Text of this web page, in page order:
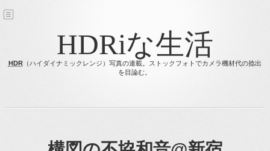
HDRiな生活
HDR（ハイダイナミックレンジ）写真の連載。ストックフォトでカメラ機材代の捻出
を目論む。